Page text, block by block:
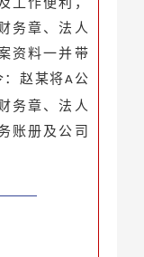
务章、法人
资料一并带
：赵某将A 公
务章、法人
账册及公司